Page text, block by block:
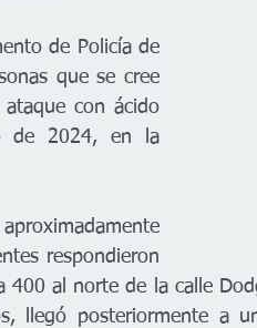
de Policía de
que se cree
con ácido
de 2024, en la
respondieron
400 al norte de la calle
llegó posteriormente a